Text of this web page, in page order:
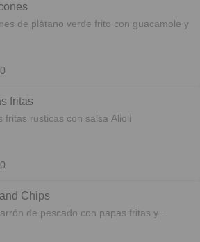
de plátano verde frito con guacamole y
fritas
fritas rusticas con salsa Alioli
Chips
de pescado con papas fritas y
(Cebolla morada, cilantro y mango)